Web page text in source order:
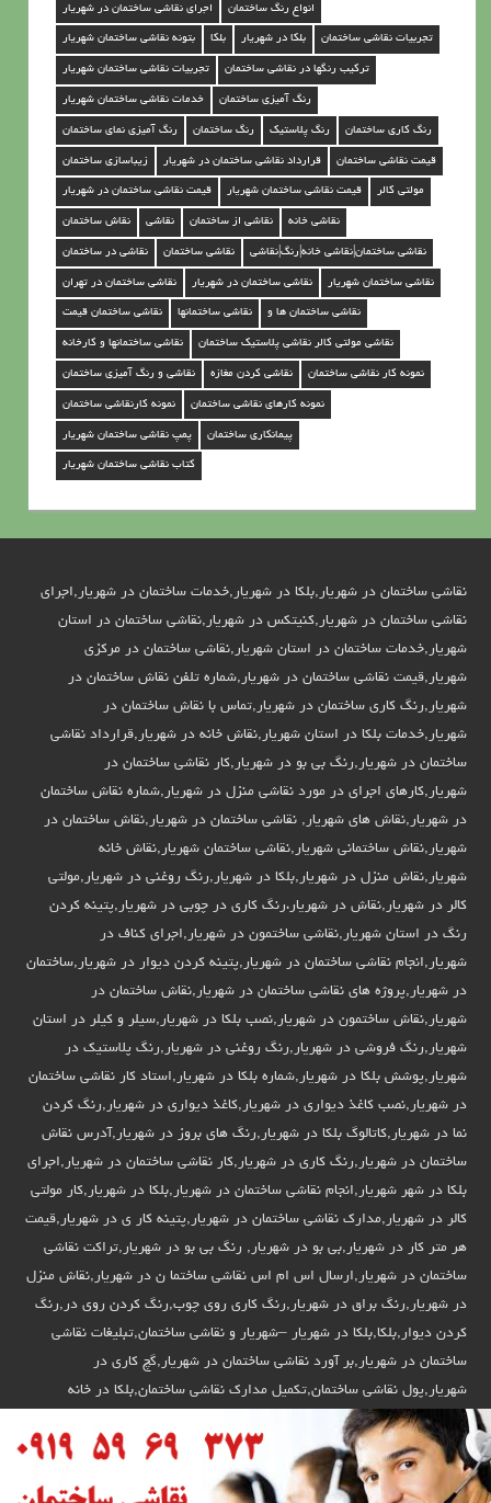
ن
د
ر
اجرای نقاشی ساختمان در شهریار انواع رنگ ساختمان
بتونه نقاشی ساختمان شهریار بلکا بلکا در شهریار تجربیات نقاشی ساختمان
تجربیات نقاشی ساختمان شهریار ترکیب رنگها در نقاشی ساختمان
خدمات نقاشی ساختمان شهریار رنگ آمیزی ساختمان
رنگ آمیزی نمای ساختمان رنگ ساختمان رنگ پلاستیک رنگ کاری ساختمان
زیباسازی ساختمان قرارداد نقاشی ساختمان در شهریار قیمت نقاشی ساختمان
قیمت نقاشی ساختمان در شهریار قیمت نقاشی ساختمان شهریار مولتی کالر
نقاش ساختمان نقاشی نقاشی از ساختمان نقاشی خانه
نقاشی در ساختمان نقاشی ساختمان نقاشی ساختمان|نقاشی خانه|رنگ|نقاشی
نقاشی ساختمان در تهران نقاشی ساختمان در شهریار نقاشی ساختمان شهریار
نقاشی ساختمان قیمت نقاشی ساختمانها نقاشی ساختمان ها و
نقاشی ساختمانها و کارخانه نقاشی مولتی کالر نقاشی پلاستیک ساختمان
نقاشی و رنگ آمیزی ساختمان نقاشی کردن مغازه نمونه کار نقاشی ساختمان
نمونه کارنقاشی ساختمان نمونه کارهای نقاشی ساختمان
پمپ نقاشی ساختمان شهریار پیمانکاری ساختمان
کتاب نقاشی ساختمان شهریار
نقاشی ساختمان در شهریار,بلکا در شهریار,خدمات ساختمان در شهریار,اجرای
نقاشی ساختمان در شهریار,کنیتکس در شهریار,نقاشی ساختمان در استان
شهریار,خدمات ساختمان در استان شهریار,نقاشی ساختمان در مرکزی
شهریار,قیمت نقاشی ساختمان در شهریار,شماره تلفن نقاش ساختمان در
شهریار,رنگ کاری ساختمان در شهریار,تماس با نقاش ساختمان در
شهریار,خدمات بلکا در استان شهریار,نقاش خانه در شهریار,قرارداد نقاشی
ساختمان در شهریار,رنگ بی بو در شهریار,کار نقاشی ساختمان در
شهریار,کارهای اجرای در مورد نقاشی منزل در شهریار,شماره نقاش ساختمان
در شهریار,نقاش های شهریار, نقاشی ساختمان در شهریار,نقاش ساختمان در
شهریار,نقاش ساختمانی شهریار,نقاشی ساختمان شهریار,نقاش خانه
شهریار,نقاش منزل در شهریار,بلکا در شهریار,رنگ روغنی در شهریار,مولتی
کالر در شهریار,نقاش در شهریار،رنگ کاری در چوبی در شهریار,پتینه کردن
رنگ در استان شهریار,نقاشی ساختمون در شهریار,اجرای کناف در
شهریار,انجام نقاشی ساختمان در شهریار,پتینه کردن دیوار در شهریار,ساختمان
در شهریار,پروژه های نقاشی ساختمان در شهریار,نقاش ساختمان در
شهریار,نقاش ساختمون در شهریار,نصب بلکا در شهریار,سیلر و کیلر در استان
شهریار,رنگ فروشی در شهریار,رنگ روغنی در شهریار,رنگ پلاستیک در
شهریار,پوشش بلکا در شهریار,شماره بلکا در شهریار,استاد کار نقاشی ساختمان
در شهریار,نصب کاغذ دیواری در شهریار,کاغذ دیواری در شهریار,رنگ کردن
نما در شهریار,کاتالوگ بلکا در شهریار,رنگ های بروز در شهریار,آدرس نقاش
ساختمان در شهریار,رنگ کاری در شهریار,کار نقاشی ساختمان در شهریار,اجرای
بلکا در شهر شهریار,انجام نقاشی ساختمان در شهریار,بلکا در شهریار,کار مولتی
کالر در شهریار,مدارک نقاشی ساختمان در شهریار,پتینه کار ی در شهریار,قیمت
هر متر کار در شهریار,بی بو در شهریار, رنگ بی بو در شهریار,تراکت نقاشی
ساختمان در شهریار,ارسال اس ام اس نقاشی ساختما ن در شهریار,نقاش منزل
در شهریار,رنگ براق در شهریار,رنگ کاری روی چوب,رنگ کردن روی در,رنگ
کردن دیوار,بلکا,بلکا در شهریار –شهریار و نقاشی ساختمان,تبلیغات نقاشی
ساختمان در شهریار,بر آورد نقاشی ساختمان در شهریار,گچ کاری در
شهریار,پول نقاشی ساختمان,تکمیل مدارک نقاشی ساختمان,بلکا در خانه
شهریار,نقاش ساختمان در استان شهریار,نقاش ساختمان در استان شهریار,رنگ
کردن ساختمان در شهریار,پتینه ساخمان در استان شهریار,برای نقاش ساختمان
در شهریار,دیوار رنگ کردن در استان شهریار,کنتکس در استان شهریار,نقاشی